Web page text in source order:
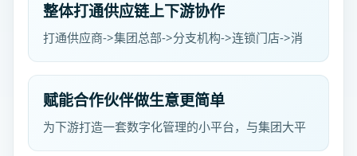
整体打通供应链上下游协作
打通供应商->集团总部->分支机构->连锁门店->消
信息共享和业务协同，提高供应链效率。
赋能合作伙伴做生意更简单
为下游打造一套数字化管理的小平台，与集团大平